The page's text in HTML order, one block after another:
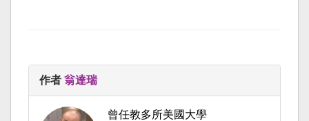
作者 翁達瑞
曾任教多所美國大學